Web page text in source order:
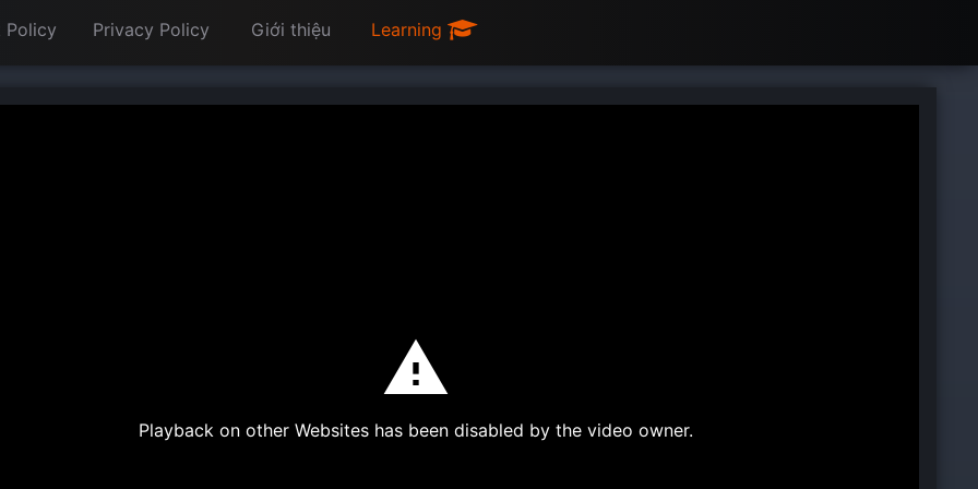
Policy Privacy Policy Giới thiệu Learning
Playback on other Websites has been disabled by the video owner.